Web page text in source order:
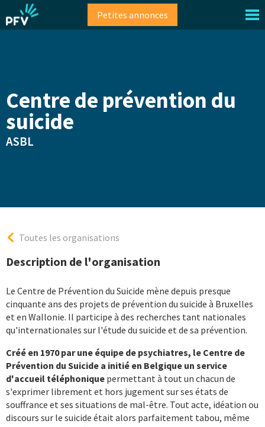
au
contenu
Petites annonces
Centre de prévention du
suicide
ASBL
Toutes les organisations
Description de l'organisation
Le Centre de Prévention du Suicide mène depuis presque
cinquante ans des projets de prévention du suicide à Bruxelles
et en Wallonie. Il participe à des recherches tant nationales
qu'internationales sur l'étude du suicide et de sa prévention.
Créé en 1970 par une équipe de psychiatres, le Centre de
Prévention du Suicide a initié en Belgique un service
d'accueil téléphonique permettant à tout un chacun de
s'exprimer librement et hors jugement sur ses états de
souffrance et ses situations de mal-être. Tout acte, idéation ou
discours sur le suicide était alors parfaitement tabou, même